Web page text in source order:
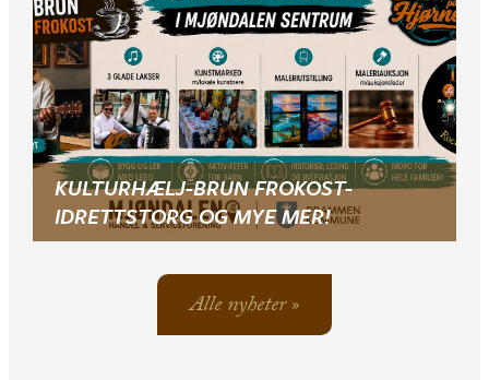
KULTURHÆLJ-BRUN FROKOST-
IDRETTSTORG OG MYE MER!
Alle nyheter »